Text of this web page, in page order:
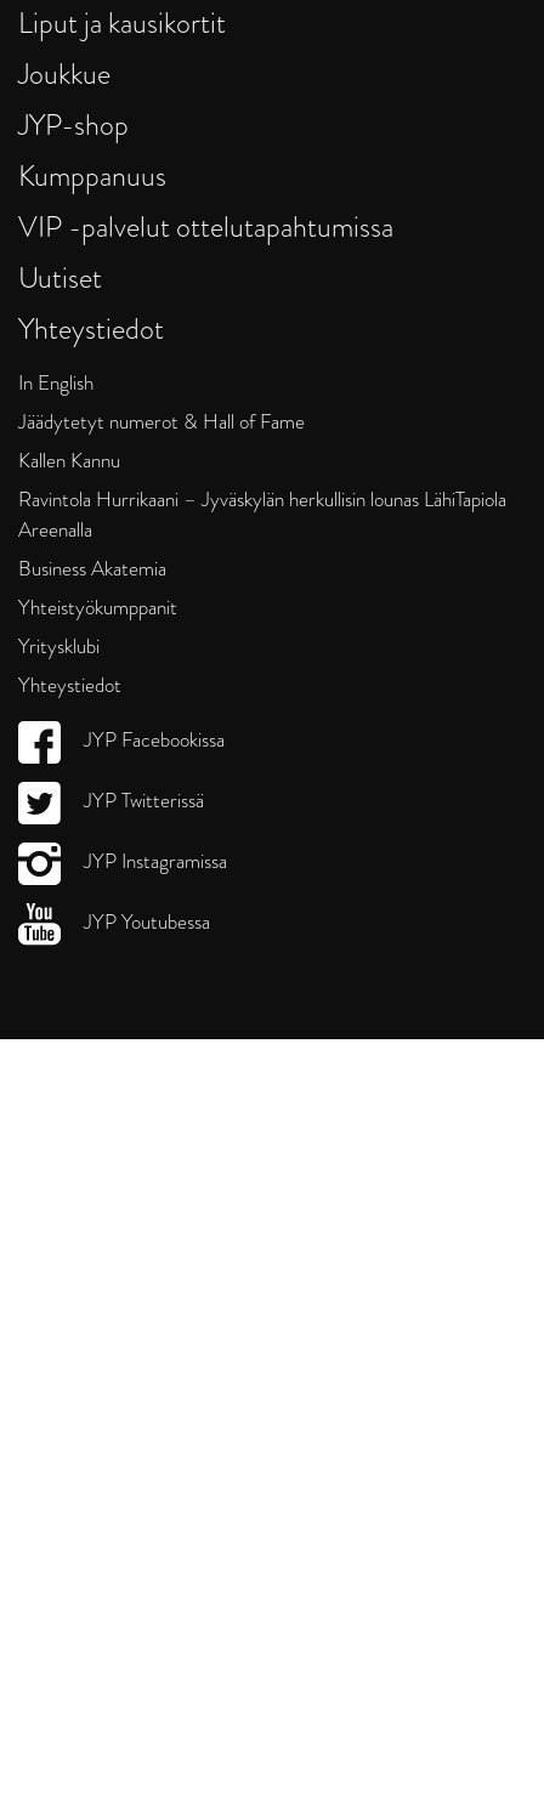
Liput ja kausikortit
Joukkue
JYP-shop
Kumppanuus
VIP -palvelut ottelutapahtumissa
Uutiset
Yhteystiedot
In English
Jäädytetyt numerot & Hall of Fame
Kallen Kannu
Ravintola Hurrikaani – Jyväskylän herkullisin lounas LähiTapiola
Areenalla
Business Akatemia
Yhteistyökumppanit
Yritysklubi
Yhteystiedot
JYP Facebookissa
JYP Twitterissä
JYP Instagramissa
JYP Youtubessa